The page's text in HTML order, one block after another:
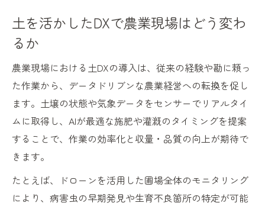
土を活かしたDXで農業現場はどう変わ
るか
農業現場における土DXの導入は、従来の経験や勘に頼っ
た作業から、データドリブンな農業経営への転換を促し
ます。土壌の状態や気象データをセンサーでリアルタイ
ムに取得し、AIが最適な施肥や灌漑のタイミングを提案
することで、作業の効率化と収量・品質の向上が期待で
きます。
たとえば、ドローンを活用した圃場全体のモニタリング
により、病害虫の早期発見や生育不良箇所の特定が可能